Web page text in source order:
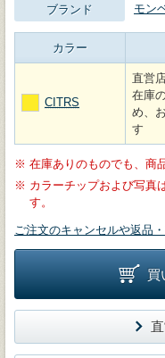
ブランド モン
カラー
CITRS
直営
在庫
め、
す
※ 在庫ありのものでも、商
※ カラーチップおよび写真
す。
ご注文のキャンセルや返品
買